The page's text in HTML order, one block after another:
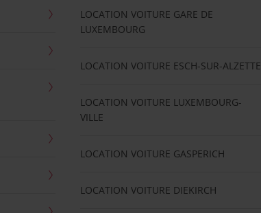
LOCATION VOITURE GARE DE
LUXEMBOURG
LOCATION VOITURE ESCH-SUR-ALZETTE
LOCATION VOITURE LUXEMBOURG-
VILLE
LOCATION VOITURE GASPERICH
LOCATION VOITURE DIEKIRCH